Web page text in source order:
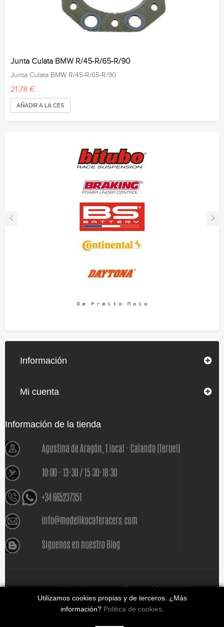
Junta Culata BMW R/45-R/65-R/90
Junta Culata BMW R/45-R/65-R/90
21,78 €
AÑADIR A LA CESTA
Información
Mi cuenta
Información de la tienda
Utilizamos cookies propias y de terceros. ¿Más
información? Politica de cookies.
www.modelikocaferacers.com Designed By Modeliko